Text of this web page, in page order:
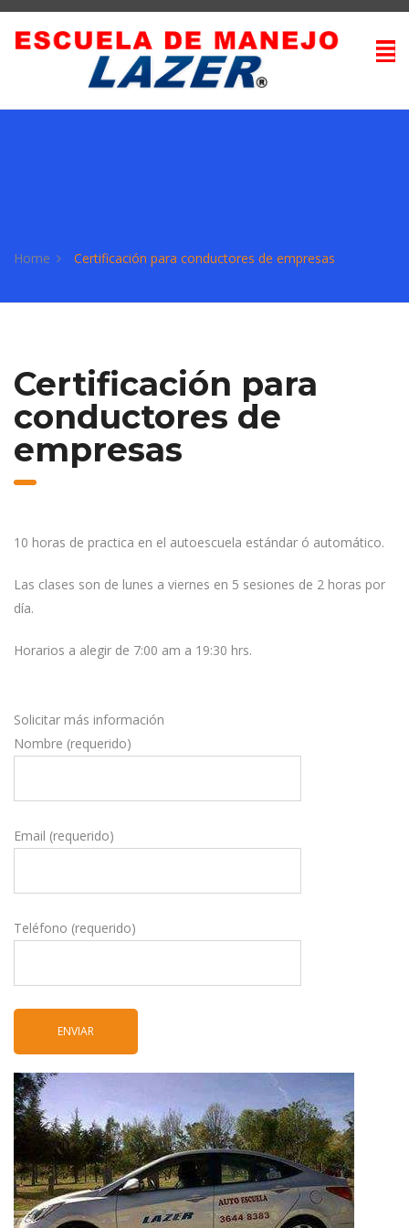
Home Certificación para conductores de empresas
Certificación para
conductores de
empresas
10 horas de practica en el autoescuela estándar ó automático.
Las clases son de lunes a viernes en 5 sesiones de 2 horas por
día.
Horarios a alegir de 7:00 am a 19:30 hrs.
Solicitar más información
Nombre (requerido)
Email (requerido)
Teléfono (requerido)